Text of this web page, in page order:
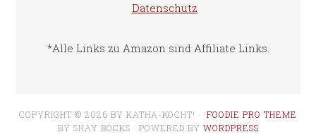
Datenschutz
*Alle Links zu Amazon sind Affiliate Links.
COPYRIGHT © 2026 BY KATHA-KOCHT! · ·FOODIE PRO THEME
BY SHAY BOCKS · POWERED BY WORDPRESS